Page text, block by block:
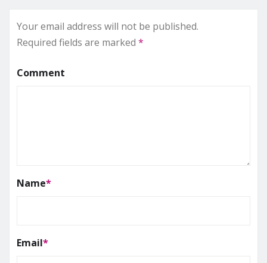
Your email address will not be published.
Required fields are marked *
Comment
Name*
Email*